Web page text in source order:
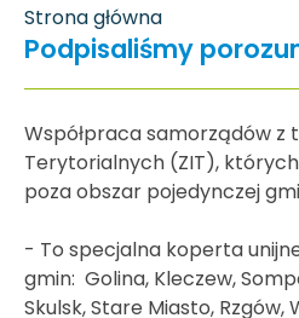
Strona główna
Podpisaliśmy
Współpraca samorządów
Terytorialnych (ZIT),
poza obszar pojedynczej
- To specjalna koperta
gmin: Golina, Kleczew,
Skulsk, Stare Miasto,